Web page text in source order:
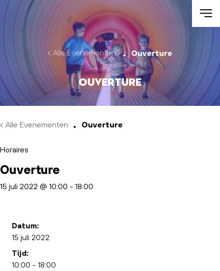
Skip to main content
Alle Evenementen Ouverture
Ouverture
Alle Evenementen Ouverture
Horaires
Ouverture
15 juli 2022 @ 10:00 - 18:00
Datum:
15 juli 2022
Tijd:
10:00 - 18:00